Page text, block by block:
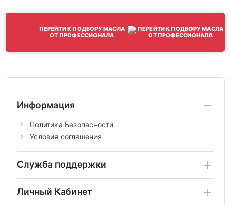
ПЕРЕЙТИ К ПОДБОРУ МАСЛА
ОТ ПРОФЕССИОНАЛА
Информация
Политика Безопасности
Условия соглашения
Служба поддержки
Личный Кабинет